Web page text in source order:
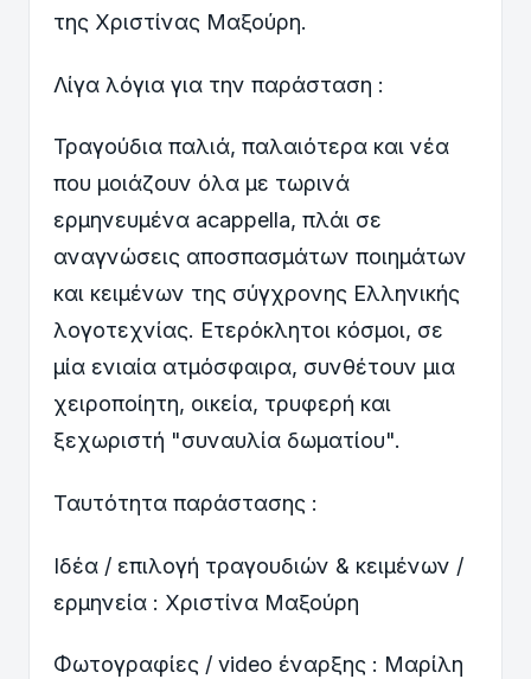
της Χριστίνας Μαξούρη.
Λίγα λόγια για την παράσταση :
Τραγούδια παλιά, παλαιότερα και νέα
που μοιάζουν όλα με τωρινά
ερμηνευμένα acappella, πλάι σε
αναγνώσεις αποσπασμάτων ποιημάτων
και κειμένων της σύγχρονης Ελληνικής
λογοτεχνίας. Ετερόκλητοι κόσμοι, σε
μία ενιαία ατμόσφαιρα, συνθέτουν μια
χειροποίητη, οικεία, τρυφερή και
ξεχωριστή "συναυλία δωματίου".
Ταυτότητα παράστασης :
Ιδέα / επιλογή τραγουδιών & κειμένων /
ερμηνεία : Χριστίνα Μαξούρη
Φωτογραφίες / video έναρξης : Μαρίλη